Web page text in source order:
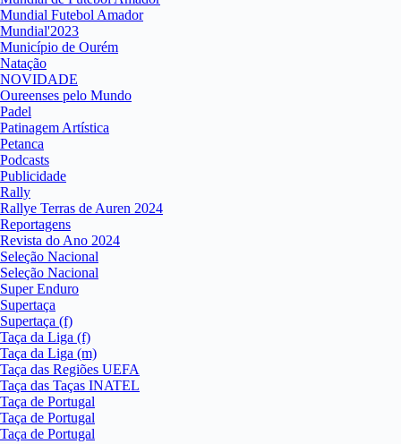
Mundial Futebol Amador
Mundial'2023
Município de Ourém
Natação
NOVIDADE
Oureenses pelo Mundo
Padel
Patinagem Artística
Petanca
Podcasts
Publicidade
Rally
Rallye Terras de Auren 2024
Reportagens
Revista do Ano 2024
Seleção Nacional
Seleção Nacional
Super Enduro
Supertaça
Supertaça (f)
Taça da Liga (f)
Taça da Liga (m)
Taça das Regiões UEFA
Taça das Taças INATEL
Taça de Portugal
Taça de Portugal
Taça de Portugal